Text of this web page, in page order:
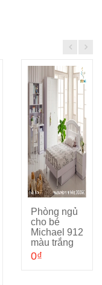
Cho vào giỏ hàng
Phòng ngủ
cho bé
Michael 912
màu trắng
0₫